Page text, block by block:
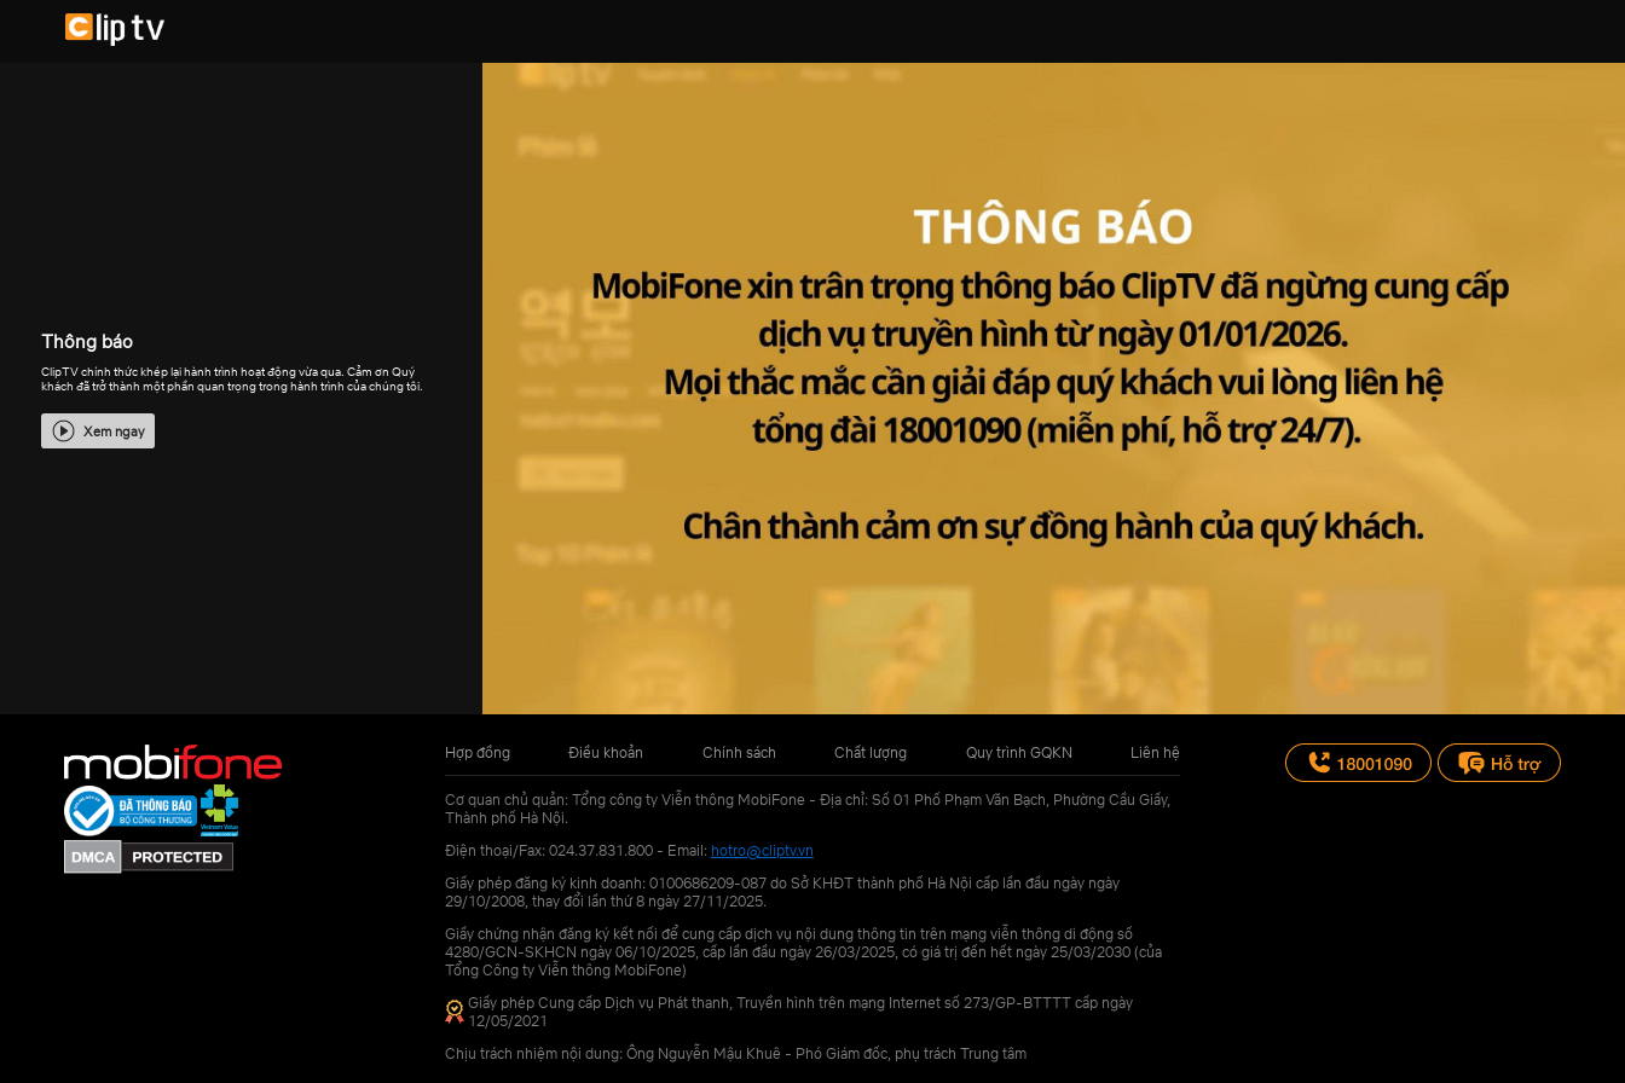
Thông báo
ClipTV chính thức khép lại hành trình hoạt động vừa qua. Cảm ơn Quý
khách đã trở thành một phần quan trọng trong hành trình của chúng tôi.
Xem ngay
Hợp đồng Điều khoản Chính sách Chất lượng Quy trình GQKN Liên hệ
Cơ quan chủ quản: Tổng công ty Viễn thông MobiFone - Địa chỉ: Số 01 Phố Phạm Văn Bạch, Phường Cầu Giấy,
Thành phố Hà Nội.
Điện thoại/Fax: 024.37.831.800 - Email: hotro@cliptv.vn
Giấy phép đăng ký kinh doanh: 0100686209-087 do Sở KHĐT thành phố Hà Nội cấp lần đầu ngày ngày
29/10/2008, thay đổi lần thứ 8 ngày 27/11/2025.
Giấy chứng nhận đăng ký kết nối để cung cấp dịch vụ nội dung thông tin trên mạng viễn thông di động số
4280/GCN-SKHCN ngày 06/10/2025, cấp lần đầu ngày 26/03/2025, có giá trị đến hết ngày 25/03/2030 (của
Tổng Công ty Viễn thông MobiFone)
Giấy phép Cung cấp Dịch vụ Phát thanh, Truyền hình trên mạng Internet số 273/GP-BTTTT cấp ngày
12/05/2021
Chịu trách nhiệm nội dung: Ông Nguyễn Mậu Khuê - Phó Giám đốc, phụ trách Trung tâm